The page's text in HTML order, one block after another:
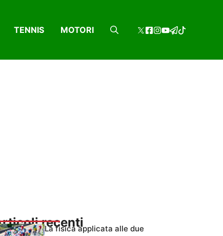
TENNIS MOTORI
recenti
La fisica applicata alle due